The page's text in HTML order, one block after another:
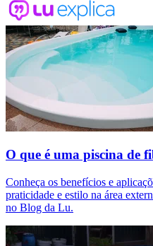
O que é uma piscina de
Conheça os benefícios e
praticidade e estilo na área
no Blog da Lu.